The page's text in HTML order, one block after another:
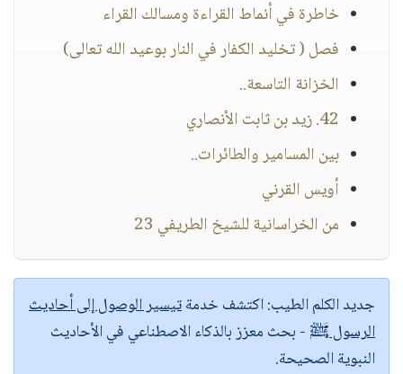
خاطرة في أنماط القراءة ومسالك القراء
فصل ( تخليد الكفار في النار بوعيد الله تعالى)
الخزانة التاسعة..
42. زيد بن ثابت الأنصاري
بين المسامير والطائرات..
أويس القرني
من الخراسانية للشيخ الطريفي 23
جديد الكلم الطيب:اكتشف خدمةتيسير الوصول إلى أحاديث
الرسول ﷺ - بحث معزز بالذكاء الاصطناعي في الأحاديث
النبوية الصحيحة.